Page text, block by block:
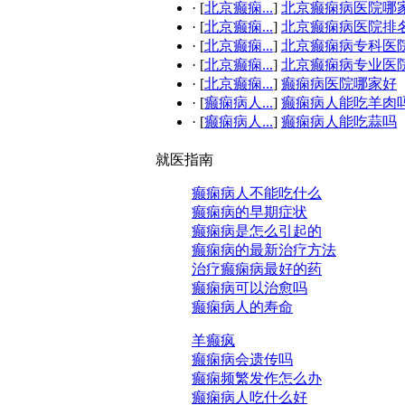
· [北京癫痫...] 北京癫痫病医院哪
· [北京癫痫...] 北京癫痫病医院排
· [北京癫痫...] 北京癫痫病专科医
· [北京癫痫...] 北京癫痫病专业医
· [北京癫痫...] 癫痫病医院哪家好
· [癫痫病人...] 癫痫病人能吃羊肉
· [癫痫病人...] 癫痫病人能吃蒜吗
就医指南
癫痫病人不能吃什么
癫痫病的早期症状
癫痫病是怎么引起的
癫痫病的最新治疗方法
治疗癫痫病最好的药
癫痫病可以治愈吗
癫痫病人的寿命
羊癫疯
癫痫病会遗传吗
癫痫频繁发作怎么办
癫痫病人吃什么好